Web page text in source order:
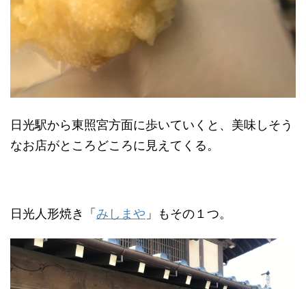
日光駅から東照宮方面に歩いていくと、美味しそう
なお店がところどころに見えてくる。
日光人形焼き「 みしまや 」もその１つ。